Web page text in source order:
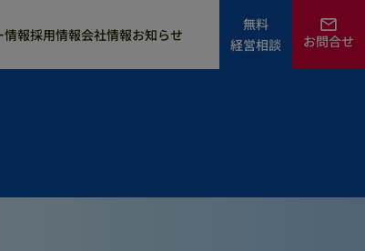
情報採用情報会社情報お知らせ
無料
経営相談
お問合せ